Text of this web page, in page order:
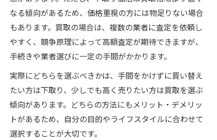
なる傾向があるため、価格重視の方には物足りない場合
もあります。買取の場合は、複数の業者に査定を依頼し
やすく、競争原理によって高額査定が期待できますが、
手続きや業者選びに一定の手間がかかります。
実際にどちらを選ぶべきかは、手間をかけずに買い替え
たい方は下取り、少しでも高く売りたい方は買取を選ぶ
傾向があります。どちらの方法にもメリット・デメリッ
トがあるため、自分の目的やライフスタイルに合わせて
選択することが大切です。